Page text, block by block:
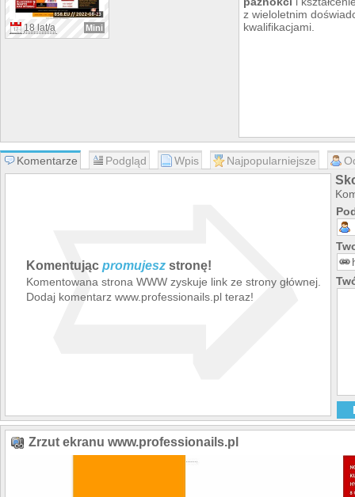
18 lat/a Mini
z wieloletnim
kwalifikacjami.
Komentarze Podgląd Wpis Najpopularniejsze
Komentując promujesz stronę!
Komentowana strona WWW zyskuje link ze strony głównej.
Dodaj komentarz www.professionails.pl teraz!
➯
Zrzut ekranu www.professionails.pl